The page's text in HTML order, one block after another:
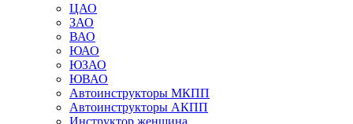
ЦАО
ЗАО
ВАО
ЮАО
ЮЗАО
ЮВАО
Автоинструкторы МКПП
Автоинструкторы АКПП
Инструктор женщина